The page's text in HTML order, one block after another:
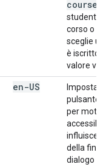
studente
corso o
sceglie
è iscritto,
valore
en-US
Imposta
pulsante
per motivi
influisce
della
dialogo di